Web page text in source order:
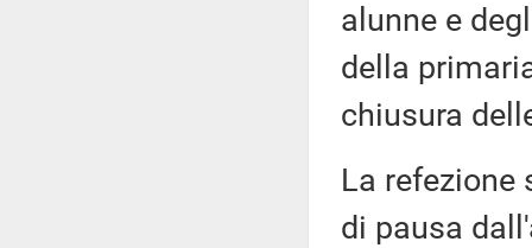
alunne e
della
chiusura
La
di pausa